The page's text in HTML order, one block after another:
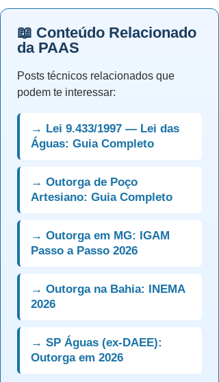
📖 Conteúdo Relacionado
da PAAS
Posts técnicos relacionados que
podem te interessar:
→ Lei 9.433/1997 — Lei das
Águas: Guia Completo
→ Outorga de Poço
Artesiano: Guia Completo
→ Outorga em MG: IGAM
Passo a Passo 2026
→ Outorga na Bahia: INEMA
2026
→ SP Águas (ex-DAEE):
Outorga em 2026